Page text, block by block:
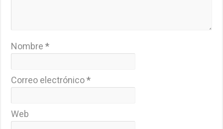
Nombre*
Correo electrónico*
Web